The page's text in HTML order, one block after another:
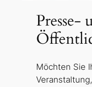
Presse-
Möchten Sie